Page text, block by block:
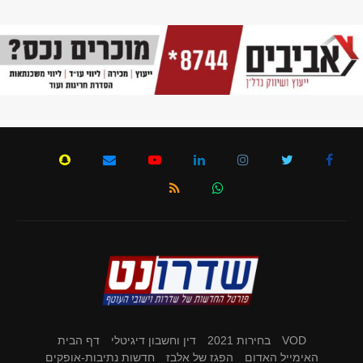
VOD בחירות 2021 דין וחשבון דיגיטלי
דף הבית
האימייל האדום
הפגז של אלבז חדשות נתיבות-אופקים